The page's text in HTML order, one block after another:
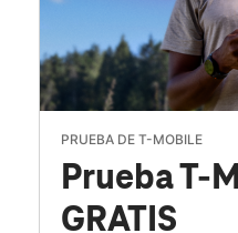
PRUEBA DE T-MOBILE
Prueba T-
GRATIS